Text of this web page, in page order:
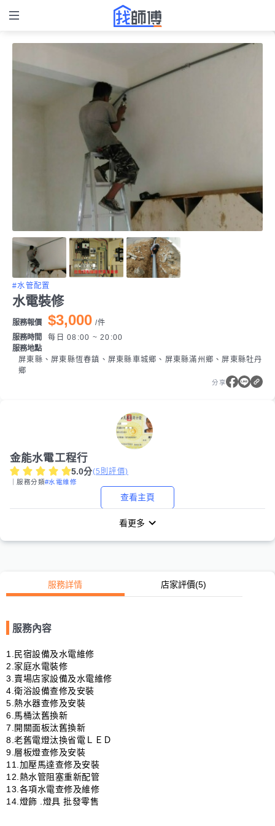
#水管配置
水電裝修
服務報價 $3,000 /件
服務時間
每日 08:00 ~ 20:00
服務地點
屏東縣、屏東縣恆春鎮、屏東縣車城鄉、屏東縣滿州鄉、屏東縣牡丹
鄉
分享
金能水電工程行
5.0分(5 則評價)
｜服務分類#水電維修
查看主頁
看更多
服務詳情 店家評價(5)
服務內容
1.民宿設備及水電維修
2.家庭水電裝修
3.賣場店家設備及水電維修
4.衛浴設備查修及安裝
5.熱水器查修及安裝
6.馬桶汰舊換新
7.開關面板汰舊換新
8.老舊電燈汰換省電ＬＥＤ
9.層板燈查修及安裝
11.加壓馬達查修及安裝
​12.熱水管阻塞重新配管
13.各項水電查修及維修
14.燈飾 .燈具 批發零售